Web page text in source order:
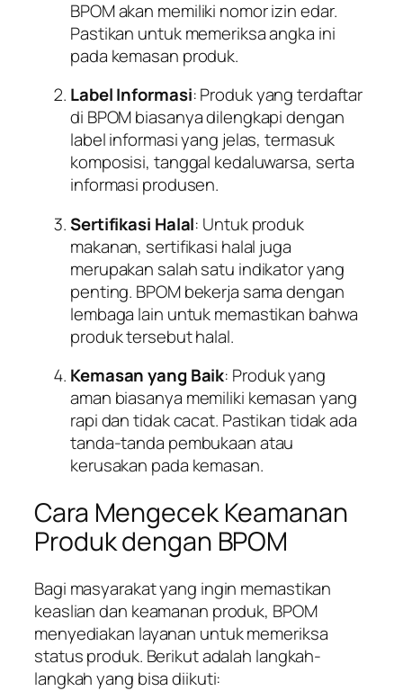
BPOM akan memiliki nomor izin edar.
Pastikan untuk memeriksa angka ini
pada kemasan produk.
Label Informasi: Produk yang terdaftar
di BPOM biasanya dilengkapi dengan
label informasi yang jelas, termasuk
komposisi, tanggal kedaluwarsa, serta
informasi produsen.
Sertifikasi Halal: Untuk produk
makanan, sertifikasi halal juga
merupakan salah satu indikator yang
penting. BPOM bekerja sama dengan
lembaga lain untuk memastikan bahwa
produk tersebut halal.
Kemasan yang Baik: Produk yang
aman biasanya memiliki kemasan yang
rapi dan tidak cacat. Pastikan tidak ada
tanda-tanda pembukaan atau
kerusakan pada kemasan.
Cara Mengecek Keamanan
Produk dengan BPOM
Bagi masyarakat yang ingin memastikan
keaslian dan keamanan produk, BPOM
menyediakan layanan untuk memeriksa
status produk. Berikut adalah langkah-
langkah yang bisa diikuti: